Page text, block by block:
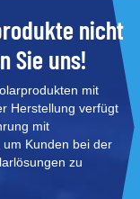
nicht
Sie uns!
mit
Herstellung verfügt
mit
Kunden bei der
zu